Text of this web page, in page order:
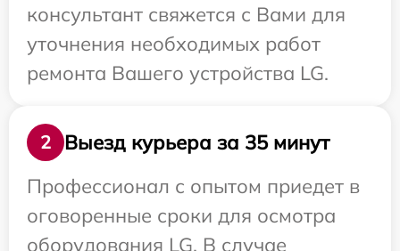
консультант свяжется с Вами для
уточнения необходимых работ
ремонта Вашего устройства LG.
2
Выезд курьера за 35 минут
Профессионал с опытом приедет в
оговоренные сроки для осмотра
оборудования LG. В случае